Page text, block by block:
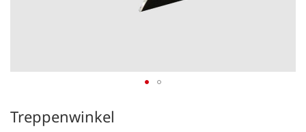
Treppenwinkel